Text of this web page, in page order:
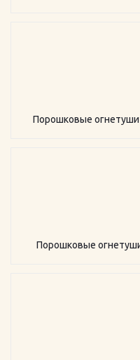
Порошковые
Порошковые